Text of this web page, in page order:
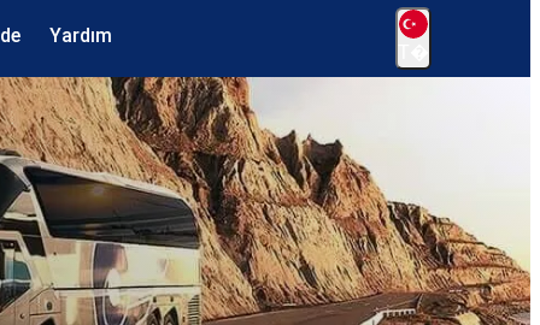
Yardım